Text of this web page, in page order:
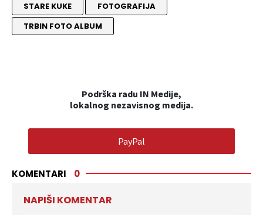
STARE KUKE
FOTOGRAFIJA
TRBIN FOTO ALBUM
Podrška radu IN Medije,
lokalnog nezavisnog medija.
PayPal
KOMENTARI 0
NAPIŠI KOMENTAR